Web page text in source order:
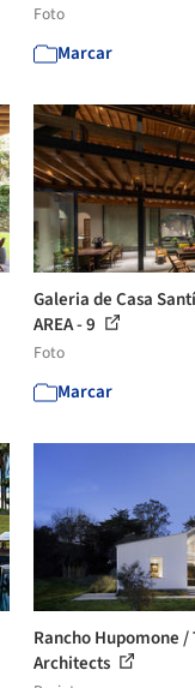
Foto
Marcar
Galeria de Casa
AREA - 9
Foto
Marcar
Rancho Hupomone
Architects